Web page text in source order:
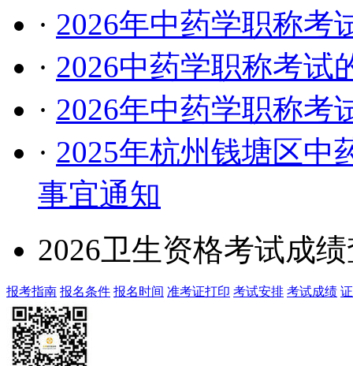
· 2026年中药学职称考
· 2026中药学职称考试
· 2026年中药学职称考
· 2025年杭州钱塘区中
事宜通知
2026卫生资格考试成
报考指南 报名条件 报名时间 准考证打印 考试安排 考试成绩